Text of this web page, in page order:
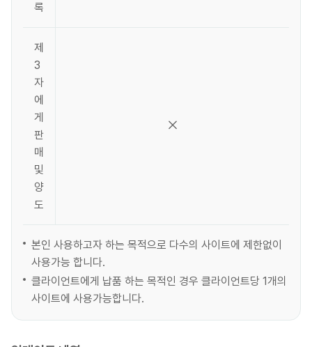
록
제
3
자
에
게
판
매
및
양
도
본인 사용하고자 하는 목적으로 다수의 사이트에 제한없이
사용가능 합니다.
클라이언트에게 납품 하는 목적인 경우 클라이언트당 1개의
사이트에 사용가능합니다.